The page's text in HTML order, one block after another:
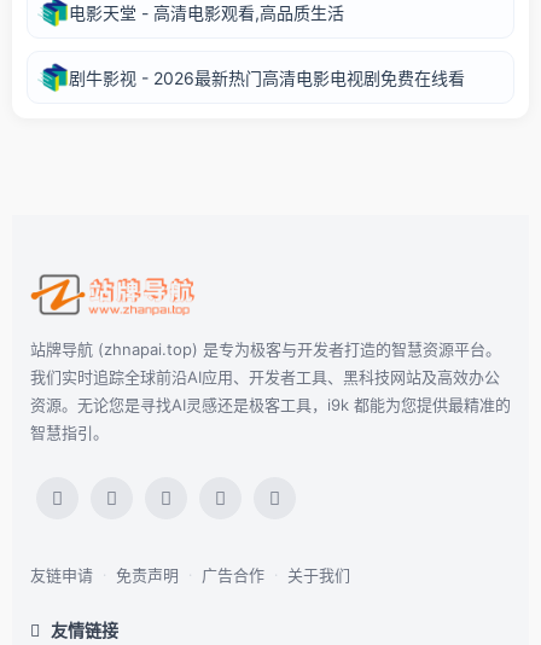
电影天堂 - 高清电影观看,高品质生活
剧牛影视 - 2026最新热门高清电影电视剧免费在线看
站牌导航 (zhnapai.top) 是专为极客与开发者打造的智慧资源平台。
我们实时追踪全球前沿AI应用、开发者工具、黑科技网站及高效办公
资源。无论您是寻找AI灵感还是极客工具，i9k 都能为您提供最精准的
智慧指引。
友链申请 · 免责声明 · 广告合作 · 关于我们
友情链接